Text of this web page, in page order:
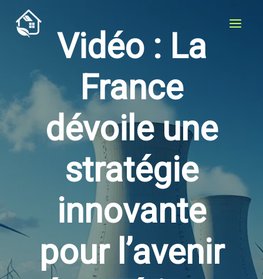
contenu
Vidéo : La
France
dévoile une
stratégie
innovante
pour l’avenir